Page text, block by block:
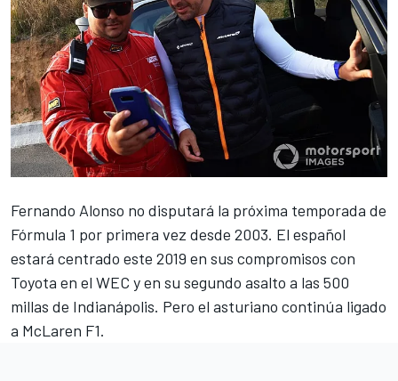
Fernando Alonso no disputará la próxima temporada de
Fórmula 1 por primera vez desde 2003. El español
estará centrado este 2019 en sus compromisos con
Toyota en el WEC y en su segundo asalto a las 500
millas de Indianápolis. Pero el asturiano continúa ligado
a McLaren F1.